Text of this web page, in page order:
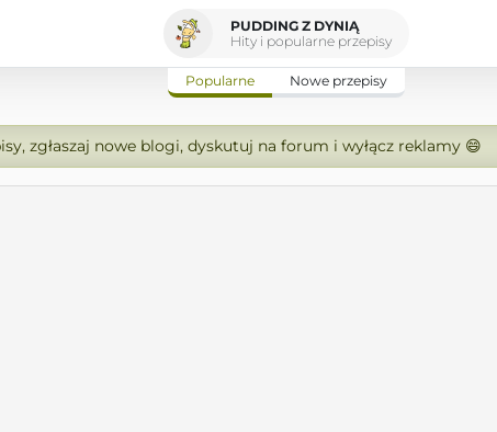
PUDDING Z DYNIĄ
Hity i popularne przepisy
Popularne Nowe przepisy
zgłaszaj nowe blogi, dyskutuj na forum i wyłącz reklamy 😄